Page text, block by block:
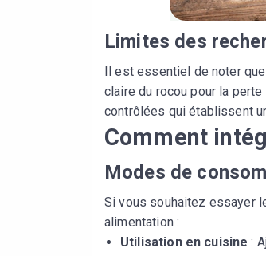
Limites des
Il est essentiel de noter
claire du rocou pour la
contrôlées qui établissent
Comment
Modes de
Si vous souhaitez essayer
alimentation :
Utilisation en cuisine :